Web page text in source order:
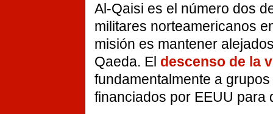
Al-Qaisi es el número dos
militares norteamericanos
misión es mantener
Qaeda. El descenso de la
fundamentalmente a
financiados por EEUU para